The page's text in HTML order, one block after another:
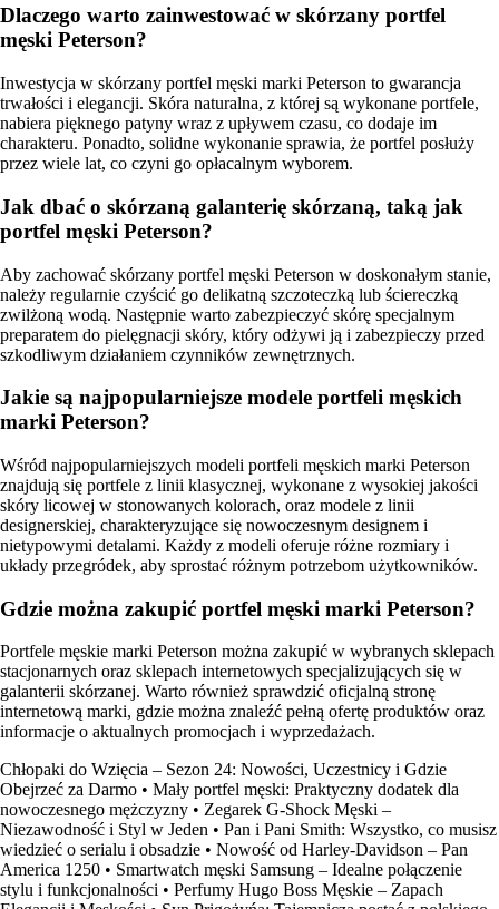
Dlaczego warto zainwestować w skórzany portfel
męski Peterson?
Inwestycja w skórzany portfel męski marki Peterson to gwarancja
trwałości i elegancji. Skóra naturalna, z której są wykonane portfele,
nabiera pięknego patyny wraz z upływem czasu, co dodaje im
charakteru. Ponadto, solidne wykonanie sprawia, że portfel posłuży
przez wiele lat, co czyni go opłacalnym wyborem.
Jak dbać o skórzaną galanterię skórzaną, taką jak
portfel męski Peterson?
Aby zachować skórzany portfel męski Peterson w doskonałym stanie,
należy regularnie czyścić go delikatną szczoteczką lub ściereczką
zwilżoną wodą. Następnie warto zabezpieczyć skórę specjalnym
preparatem do pielęgnacji skóry, który odżywi ją i zabezpieczy przed
szkodliwym działaniem czynników zewnętrznych.
Jakie są najpopularniejsze modele portfeli męskich
marki Peterson?
Wśród najpopularniejszych modeli portfeli męskich marki Peterson
znajdują się portfele z linii klasycznej, wykonane z wysokiej jakości
skóry licowej w stonowanych kolorach, oraz modele z linii
designerskiej, charakteryzujące się nowoczesnym designem i
nietypowymi detalami. Każdy z modeli oferuje różne rozmiary i
układy przegródek, aby sprostać różnym potrzebom użytkowników.
Gdzie można zakupić portfel męski marki Peterson?
Portfele męskie marki Peterson można zakupić w wybranych sklepach
stacjonarnych oraz sklepach internetowych specjalizujących się w
galanterii skórzanej. Warto również sprawdzić oficjalną stronę
internetową marki, gdzie można znaleźć pełną ofertę produktów oraz
informacje o aktualnych promocjach i wyprzedażach.
Chłopaki do Wzięcia – Sezon 24: Nowości, Uczestnicy i Gdzie
Obejrzeć za Darmo • Mały portfel męski: Praktyczny dodatek dla
nowoczesnego mężczyzny • Zegarek G-Shock Męski –
Niezawodność i Styl w Jeden • Pan i Pani Smith: Wszystko, co musisz
wiedzieć o serialu i obsadzie • Nowość od Harley-Davidson – Pan
America 1250 • Smartwatch męski Samsung – Idealne połączenie
stylu i funkcjonalności • Perfumy Hugo Boss Męskie – Zapach